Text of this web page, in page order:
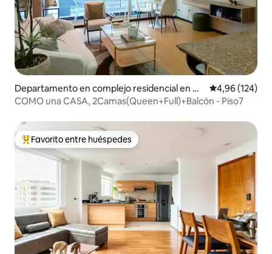
Departamento en complejo residencial en Q
uito
Calificación
4,96 (124)
COMO una CASA, 2Camas(Queen+Full)+Balcón - Piso7
Favorito entre los huéspedes más destacados
Favorito entre huéspedes